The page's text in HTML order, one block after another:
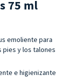
75 ml
emoliente para
pies y los talones
e higienizante